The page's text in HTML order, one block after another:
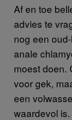
Af en toe
advies te
nog een
anale
moest doen.
voor gek,
een
waardevol